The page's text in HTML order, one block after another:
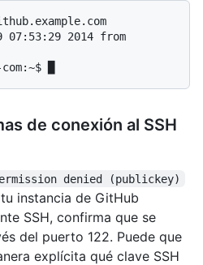
2014 from
de conexión al SSH
denied (publickey)
instancia de GitHub
SSH, confirma que se
del puerto 122. Puede que
explícita qué clave SSH